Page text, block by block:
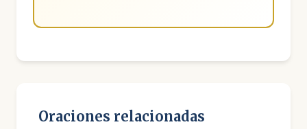
Oraciones relacionadas